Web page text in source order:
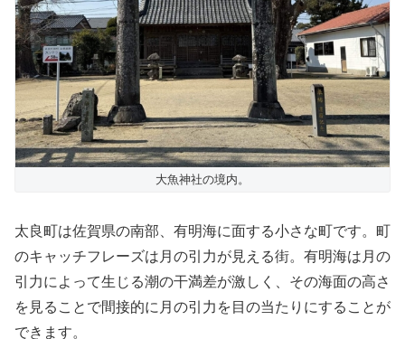
大魚神社の境内。
太良町は佐賀県の南部、有明海に面する小さな町です。町
のキャッチフレーズは月の引力が見える街。有明海は月の
引力によって生じる潮の干満差が激しく、その海面の高さ
を見ることで間接的に月の引力を目の当たりにすることが
できます。